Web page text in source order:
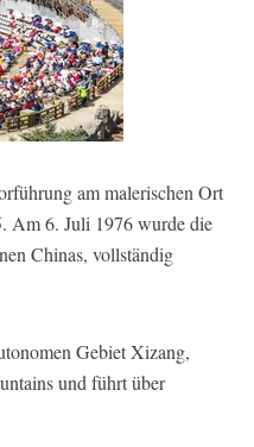
am malerischen Ort
Am 6. Juli 1976 wurde die
Chinas, vollständig
Gebiet Xizang,
und führt über